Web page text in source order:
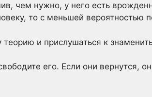
чем нужно, у него есть
то с меньшей вероятностью
и прислушаться к
его. Если они вернутся,